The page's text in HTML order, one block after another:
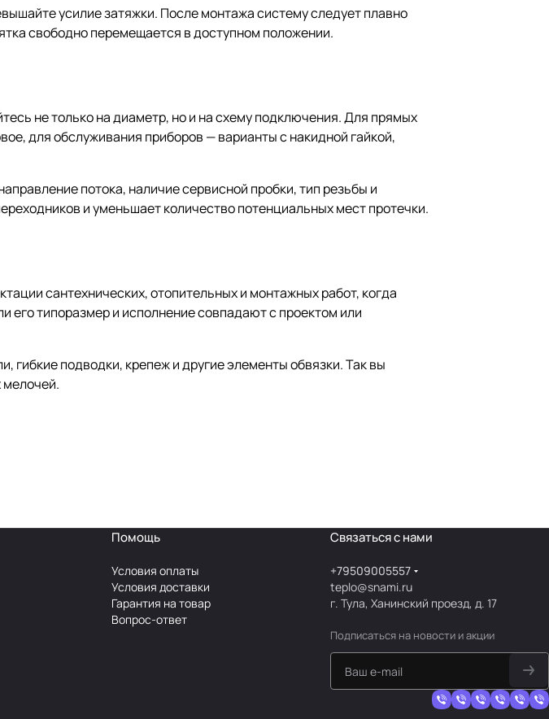
усилие затяжки. После монтажа систему следует плавно
свободно перемещается в доступном положении.
не только на диаметр, но и на схему подключения. Для прямых
для обслуживания приборов — варианты с накидной гайкой,
потока, наличие сервисной пробки, тип резьбы и
и уменьшает количество потенциальных мест протечки.
сантехнических, отопительных и монтажных работ, когда
его типоразмер и исполнение совпадают с проектом или
подводки, крепеж и другие элементы обвязки. Так вы
мелочей.
Помощь
Условия оплаты
Условия доставки
Гарантия на товар
Вопрос-ответ
Связаться с нами
+79509005557
teplo@snami.ru
г. Тула, Ханинский проезд, д. 17
Подписаться на новости и акции